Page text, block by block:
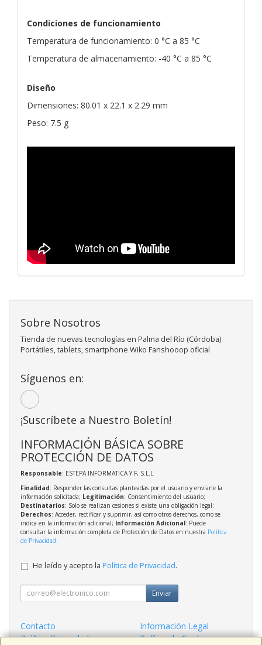
Condiciones de funcionamiento
Temperatura de funcionamiento: 0 °C a 85 °C
Temperatura de almacenamiento: -40 °C a 85 °C
Diseño
Dimensiones: 80.01 x 22.1 x 2.29 mm
Peso: 7.5 g
Sobre Nosotros
Tienda de nuevas tecnologías en Palma del Río (Córdoba)
Portátiles, tablets, smartphone Wiko Fanshooop oficial
Síguenos en:
¡Suscríbete a Nuestro Boletín!
INFORMACIÓN BÁSICA SOBRE
PROTECCIÓN DE DATOS
Responsable: ESTEPA INFORMATICA Y F, S.L.L.
Finalidad: Responder las consultas planteadas por el usuario y enviarle la
información solicitada; Legitimación: Consentimiento del usuario;
Destinatarios: Solo se realizan cesiones si existe una obligación legal;
Derechos: Acceder, rectificar y suprimir, así como otros derechos, como se
indica en la información adicional; Información Adicional: Puede
consultar la información completa de Protección de Datos en nuestra Política
de Privacidad.
He leído y acepto la Política de Privacidad.
Enviar
Contacto
Información Legal
Política Privacidad
Política de Cookies